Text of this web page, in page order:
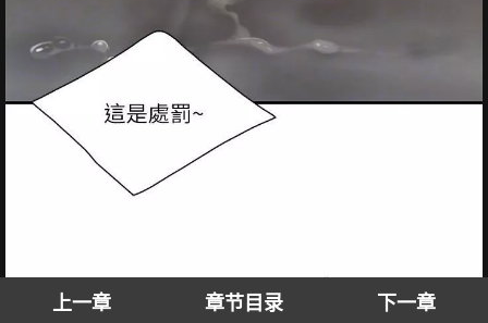
上一章 章节目录 下一章